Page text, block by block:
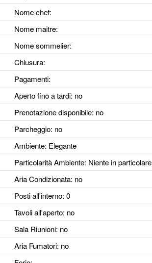
Nome chef:
Nome maitre:
Nome sommelier:
Chiusura:
Pagamenti:
Aperto fino a tardi: no
Prenotazione disponibile: no
Parcheggio: no
Ambiente: Elegante
Particolarità Ambiente: Niente in particolare
Aria Condizionata: no
Posti all'interno: 0
Tavoli all'aperto: no
Sala Riunioni: no
Aria Fumatori: no